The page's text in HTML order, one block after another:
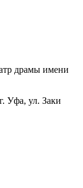
драмы имени
Уфа, ул. Заки